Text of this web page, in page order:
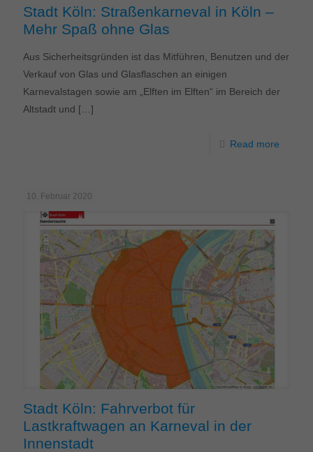
Stadt Köln: Straßenkarneval in Köln –
Mehr Spaß ohne Glas
Aus Sicherheitsgründen ist das Mitführen, Benutzen und der
Verkauf von Glas und Glasflaschen an einigen
Karnevalstagen sowie am „Elften im Elften“ im Bereich der
Altstadt und […]
Read more
10. Februar 2020
Stadt Köln: Fahrverbot für
Lastkraftwagen an Karneval in der
Innenstadt